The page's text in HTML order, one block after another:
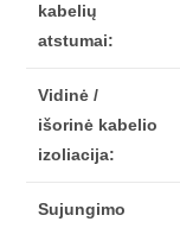
kabelių
atstumai:
Vidinė /
išorinė kabelio
izoliacija:
Sujungimo